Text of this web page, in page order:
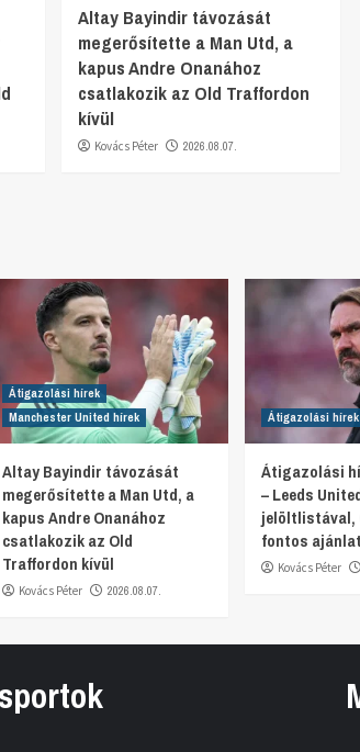
Altay Bayindir távozását
megerősítette a Man Utd, a
kapus Andre Onanához
csatlakozik az Old Traffordon
kívül
Kovács Péter 2026.08.07.
Átigazolási hírek
Manchester United hírek
Altay Bayindir távozását
megerősítette a Man Utd, a
kapus Andre Onanához
csatlakozik az Old
Traffordon kívül
Kovács Péter 2026.08.07.
Átigazolási hírek
Átigazolási
– Leeds
jelöltlistával,
fontos
Kovács Péter